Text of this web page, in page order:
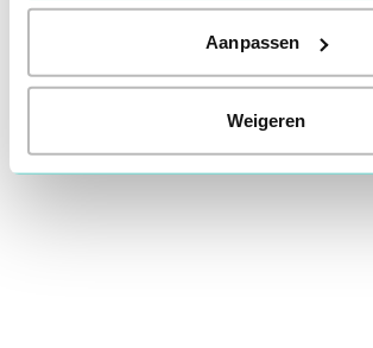
Aanpassen
Weigeren